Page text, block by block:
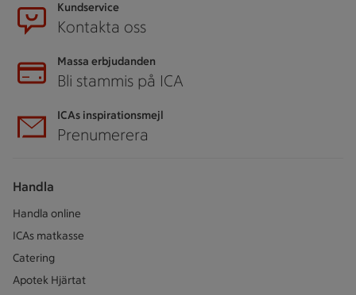
Kundservice
Kontakta oss
Massa erbjudanden
Bli stammis på ICA
ICAs inspirationsmejl
Prenumerera
Handla
Handla online
ICAs matkasse
Catering
Apotek Hjärtat